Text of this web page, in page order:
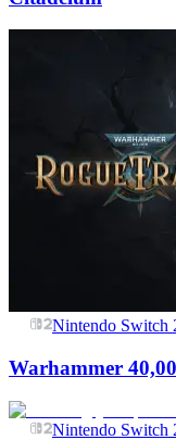
Nintendo Switch
Warhammer
Nintendo Switch